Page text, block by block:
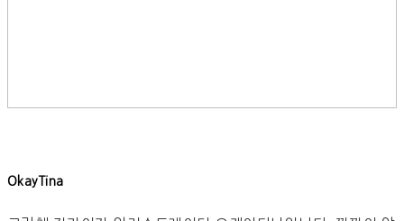
OkayTina